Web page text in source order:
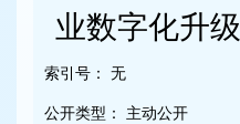
业数字化升级
索引号： 无
公开类型： 主动公开